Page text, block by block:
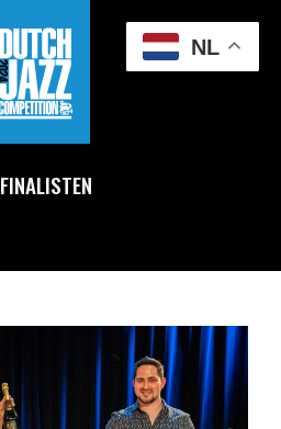
FINALISTEN
NL